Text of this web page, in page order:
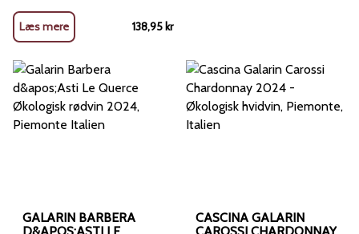
Chardonnay´er. Udsøgte
elegance og lækre
frugtaroma med friske
citrus nuancer i
afslutningen. Duft af
engblomster og
stenfrugter. Dejlig klasse
Læs mere 138,95kr
GALARIN BARBERA
D&APOS;ASTI LE
CASCINA GALARIN
CAROSSI CHARDONNAY